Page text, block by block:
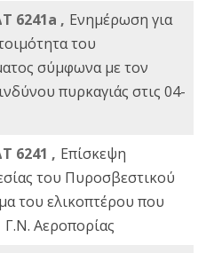
6241a , Ενημέρωση για
του
σύμφωνα με τον
πυρκαγιάς στις 04-
6241 , Επίσκεψη
του Πυροσβεστικού
του ελικοπτέρου που
Γ.Ν. Αεροπορίας